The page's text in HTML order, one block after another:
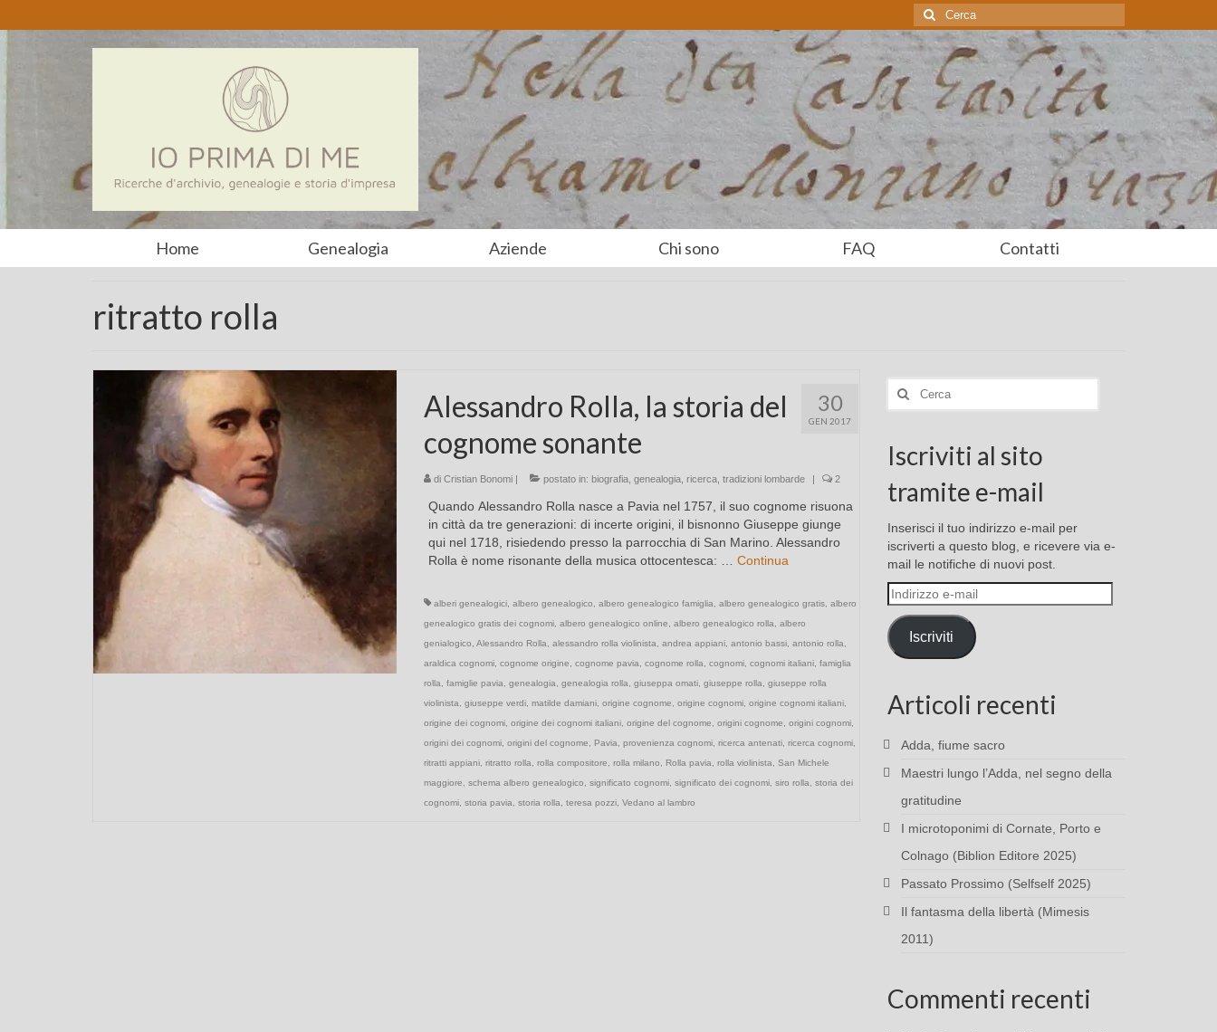
Cerca:
Home Genealogia Aziende Chi sono FAQ Contatti
ritratto rolla
30
GEN 2017
Alessandro Rolla, la storia del
cognome sonante
di Cristian Bonomi| postato in: biografia, genealogia, ricerca, tradizioni lombarde | 2
Quando Alessandro Rolla nasce a Pavia nel 1757, il suo cognome risuona
in città da tre generazioni: di incerte origini, il bisnonno Giuseppe giunge
qui nel 1718, risiedendo presso la parrocchia di San Marino. Alessandro
Rolla è nome risonante della musica ottocentesca: … Continua
alberi genealogici, albero genealogico albero genealogico famiglia albero genealogico gratis, albero
genealogico gratis dei cognomi, albero genealogico online albero genealogico rolla
albero
genialogico Alessandro Rolla alessandro rolla violinista andrea appiani, antonio bassi, antonio rolla
araldica cognomi, cognome origine cognome pavia cognome rolla cognomi, cognomi italiani, famiglia
rolla
famiglie pavia genealogia genealogia rolla giuseppa omati, giuseppe rolla
giuseppe rolla
violinista
giuseppe verdi, matilde damiani, origine cognome origine cognomi, origine cognomi italiani,
origine dei cognomi, origine dei cognomi italiani, origine del cognome origini cognome origini cognomi,
origini dei cognomi, origini del cognome Pavia provenienza cognomi, ricerca antenati, ricerca cognomi,
ritratti appiani, ritratto rolla rolla compositore rolla milano Rolla pavia rolla violinista
San Michele
maggiore
schema albero genealogico significato cognomi, significato dei cognomi, siro rolla
storia dei
cognomi, storia pavia storia rolla teresa pozzi, Vedano al lambro
Cerca:
Iscriviti al sito
tramite e-mail
Inserisci il tuo indirizzo e-mail per
iscriverti a questo blog, e ricevere via e-
mail le notifiche di nuovi post.
Indirizzo
e-
mail
Iscriviti
Articoli recenti
Adda, fiume sacro
Maestri lungo l’Adda, nel segno della
gratitudine
I microtoponimi di Cornate, Porto e
Colnago (Biblion Editore 2025)
Passato Prossimo (Selfself 2025)
Il fantasma della libertà (Mimesis
2011)
Commenti recenti